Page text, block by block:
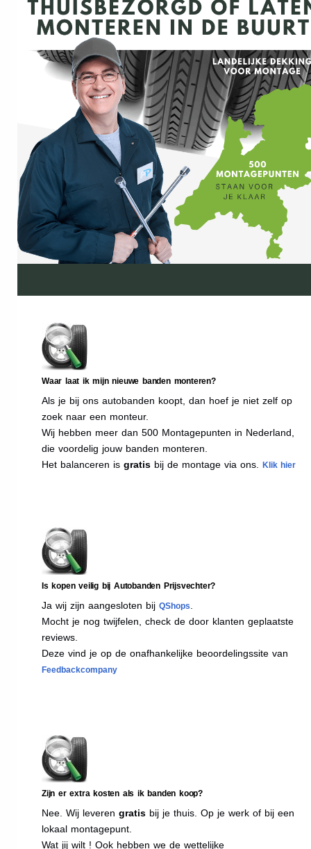
Waar laat ik mijn nieuwe banden monteren?
Als je bij ons autobanden koopt, dan hoef je niet zelf op
zoek naar een monteur.
Wij hebben meer dan 500 Montagepunten in Nederland,
die voordelig jouw banden monteren.
Het balanceren is gratis bij de montage via ons. Klik hier
Is kopen veilig bij Autobanden Prijsvechter?
Ja wij zijn aangesloten bij QShops
Mocht je nog twijfelen, check de door klanten geplaatste
reviews.
Deze vind je op de onafhankelijke beoordelingssite van
Feedbackcompany
Zijn er extra kosten als ik banden koop?
Nee. Wij leveren gratis bij je thuis. Op je werk of bij een
lokaal montagepunt.
Wat jij wilt ! Ook hebben we de wettelijke